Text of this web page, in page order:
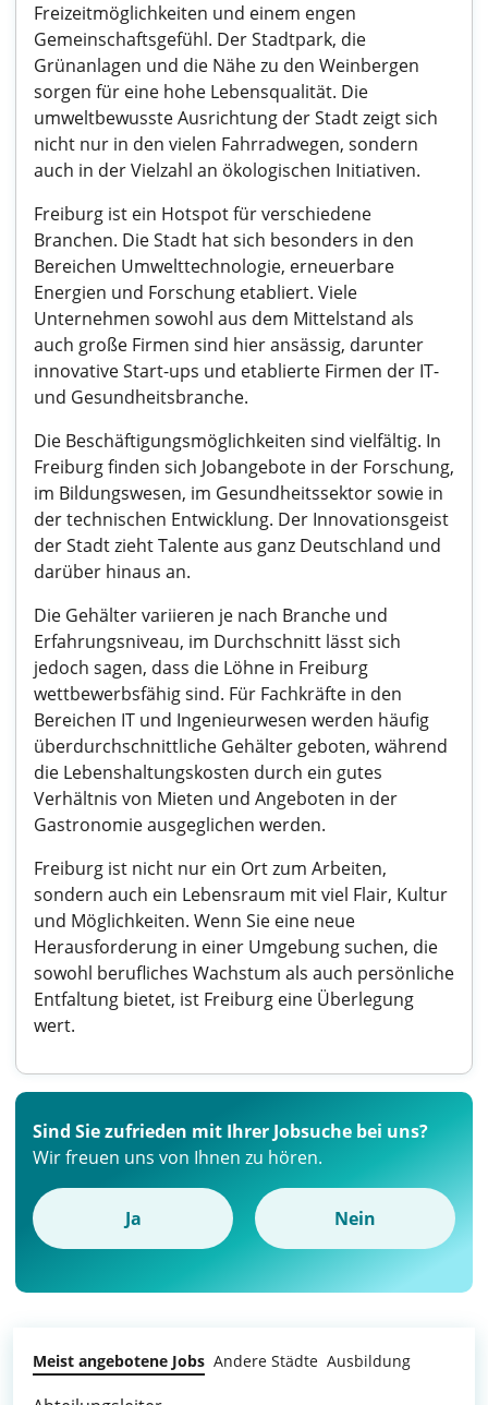
Freizeitmöglichkeiten und einem engen
Gemeinschaftsgefühl. Der Stadtpark, die
Grünanlagen und die Nähe zu den Weinbergen
sorgen für eine hohe Lebensqualität. Die
umweltbewusste Ausrichtung der Stadt zeigt sich
nicht nur in den vielen Fahrradwegen, sondern
auch in der Vielzahl an ökologischen Initiativen.
Freiburg ist ein Hotspot für verschiedene
Branchen. Die Stadt hat sich besonders in den
Bereichen Umwelttechnologie, erneuerbare
Energien und Forschung etabliert. Viele
Unternehmen sowohl aus dem Mittelstand als
auch große Firmen sind hier ansässig, darunter
innovative Start-ups und etablierte Firmen der IT-
und Gesundheitsbranche.
Die Beschäftigungsmöglichkeiten sind vielfältig. In
Freiburg finden sich Jobangebote in der Forschung,
im Bildungswesen, im Gesundheitssektor sowie in
der technischen Entwicklung. Der Innovationsgeist
der Stadt zieht Talente aus ganz Deutschland und
darüber hinaus an.
Die Gehälter variieren je nach Branche und
Erfahrungsniveau, im Durchschnitt lässt sich
jedoch sagen, dass die Löhne in Freiburg
wettbewerbsfähig sind. Für Fachkräfte in den
Bereichen IT und Ingenieurwesen werden häufig
überdurchschnittliche Gehälter geboten, während
die Lebenshaltungskosten durch ein gutes
Verhältnis von Mieten und Angeboten in der
Gastronomie ausgeglichen werden.
Freiburg ist nicht nur ein Ort zum Arbeiten,
sondern auch ein Lebensraum mit viel Flair, Kultur
und Möglichkeiten. Wenn Sie eine neue
Herausforderung in einer Umgebung suchen, die
sowohl berufliches Wachstum als auch persönliche
Entfaltung bietet, ist Freiburg eine Überlegung
wert.
Sind Sie zufrieden mit Ihrer Jobsuche bei uns?
Wir freuen uns von Ihnen zu hören.
Ja Nein
Meist angebotene Jobs Andere Städte Ausbildung